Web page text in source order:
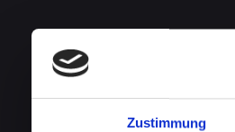
Zustimmung